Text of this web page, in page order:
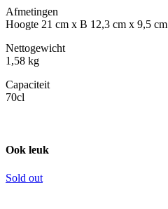
Afmetingen
Hoogte 21 cm x B 12,3 cm x 9,5 cm
Nettogewicht
1,58 kg
Capaciteit
70cl
Ook leuk
Sold out